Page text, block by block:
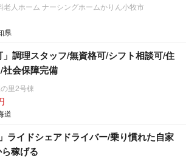
人ホーム ナーシングホームかりん小牧市
県
」調理スタッフ/無資格可/シフト相談可/住
会保障完備
里2号棟
道
ライドシェアドライバー/乗り慣れた自家
稼げる